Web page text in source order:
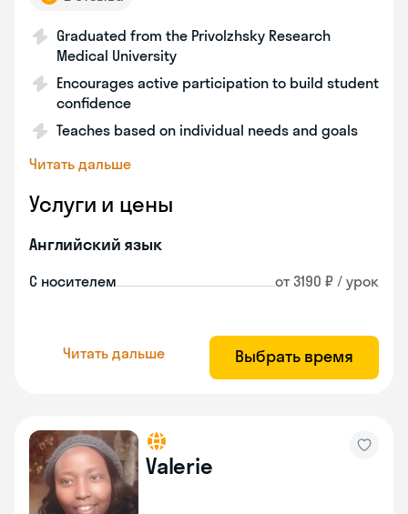
Graduated from the Privolzhsky Research
Medical University
Encourages active participation to build student
confidence
Teaches based on individual needs and goals
Читать дальше
Услуги и цены
Английский язык
С носителем от 3190 ₽ / урок
Читать дальше Выбрать время
Valerie